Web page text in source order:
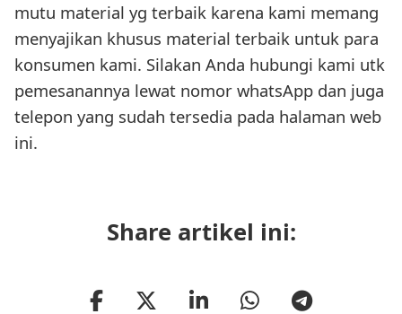
mutu material yg terbaik karena kami memang
menyajikan khusus material terbaik untuk para
konsumen kami. Silakan Anda hubungi kami utk
pemesanannya lewat nomor whatsApp dan juga
telepon yang sudah tersedia pada halaman web
ini.
Share artikel ini: